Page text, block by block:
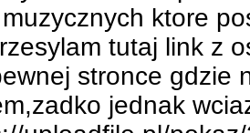
ktore
tutaj link z
stronce gdzie
jednak